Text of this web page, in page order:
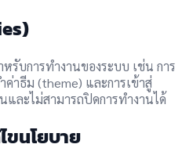
รับการทำงานของระบบ เช่น การ
ค่าธีม (theme) และการเข้าสู่
และไม่สามารถปิดการทำงานได้
ขนโยบาย